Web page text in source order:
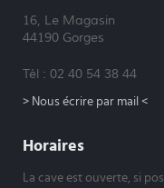
16, Le Magasin
44190 Gorges
Tél : 02 40 54 38 44
> Nous écrire par mail <
Horaires
La cave est ouverte, si